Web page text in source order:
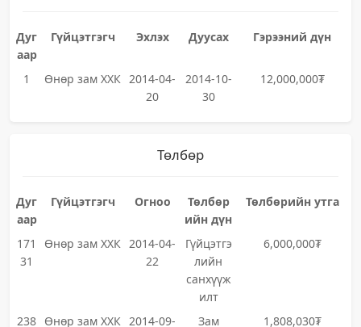
Дуг
аар
Гүйцэтгэгч Эхлэх Дуусах Гэрээний дүн
1 Өнөр зам ХХК 2014-04-
20
2014-10-
30
12,000,000₮
Төлбөр
Дуг
аар
Гүйцэтгэгч Огноо
Төлбөр
ийн дүн
Төлбөрийн утга
171
31
Өнөр зам ХХК 2014-04-
22
Гүйцэтгэ
лийн
санхүүж
илт
6,000,000₮
238 Өнөр зам ХХК 2014-09-
Зам
1,808,030₮